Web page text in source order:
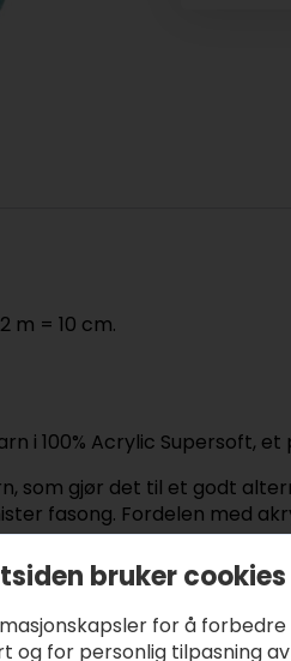
m = 10 cm.
i 100% Acrylic Supersoft,
som gjør det til et godt
fasong. Fordelen med
hekling og brodering,
hva en vil lage av enten
bruker cookies
for å
og for personlig tilpasning